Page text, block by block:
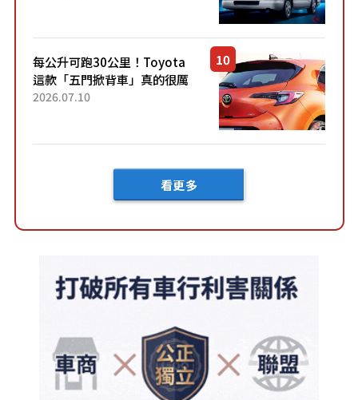
車？...
每公升可跑30公里！Toyota
這款「五門掀背車」真的很厲
害！ 擁有全長4.3公尺的「剛剛
2026.07.10
看更多